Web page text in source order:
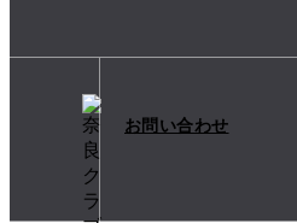
お問い合わせ